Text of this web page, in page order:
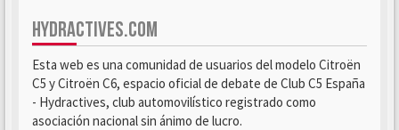
HYDRACTIVES.COM
Esta web es una comunidad de usuarios del modelo Citroën
C5 y Citroën C6, espacio oficial de debate de Club C5 España
- Hydractives, club automovilístico registrado como
asociación nacional sin ánimo de lucro.